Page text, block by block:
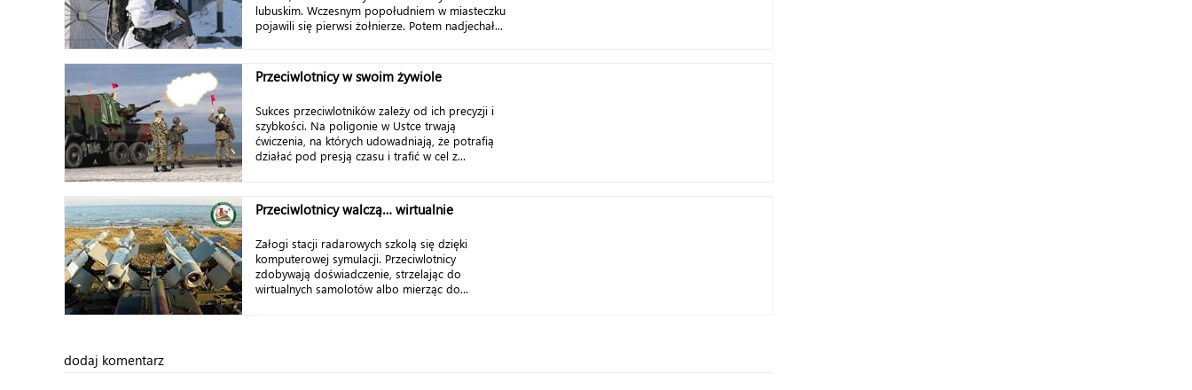
lubuskim. Wczesnym popołudniem w miasteczku
pojawili się pierwsi żołnierze. Potem nadjechał...
Przeciwlotnicy w swoim żywiole
Sukces przeciwlotników zależy od ich precyzji i
szybkości. Na poligonie w Ustce trwają
ćwiczenia, na których udowadniają, że potrafią
działać pod presją czasu i trafić w cel z...
Przeciwlotnicy walczą… wirtualnie
Załogi stacji radarowych szkolą się dzięki
komputerowej symulacji. Przeciwlotnicy
zdobywają doświadczenie, strzelając do
wirtualnych samolotów albo mierząc do...
dodaj komentarz